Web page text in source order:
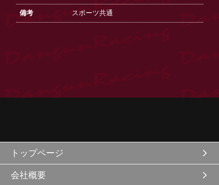
スポーツ共通
トップページ
会社概要